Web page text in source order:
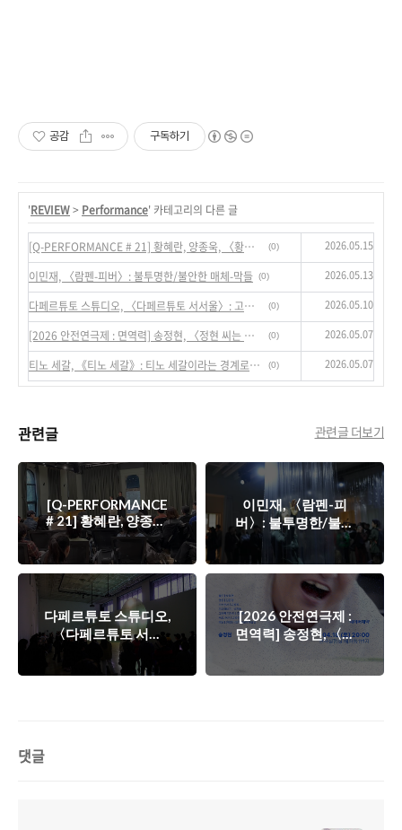
공감 구독하기
'REVIEW> Performance' 카테고리의 다른 글
[Q-PERFORMANCE # 21] 황혜란, 양종욱, 〈황혜란 × 양종욱 8〉: 단위적 차원에서 작동하는 연기 기술로부터... (0) 2026.05.15
이민재, 〈람펜-피버〉: 불투명한/불안한 매체-막들 (0) 2026.05.13
다페르튜토 스튜디오, 〈다페르튜토 서서울〉: 고래 뱃속이라는 상상적 공간 (0) 2026.05.10
[2026 안전연극제 : 면역력] 송정현, 〈정현 씨는 문화예술도 모르면서 왜 ‘포항장애인문화예술활동센터’를 만들었는가?〉: 예술의 형식으로서 정치적 발화가 갖는 어떤 효과들 (0) 2026.05.07
티노 세갈, 《티노 세갈》: 티노 세갈이라는 경계로서 장치(물) (0) 2026.05.07
관련글 관련글 더보기
[Q-PERFORMANCE
# 21] 황혜란, 양종욱,
〈황혜란 × 양종욱
8〉: 단위적 차원에서
작동하는 연기 기술로
부터...
이민재, 〈람펜-피
버〉: 불투명한/불안
한 매체-막들
다페르튜토 스튜디오,
〈다페르튜토 서서
울〉: 고래 뱃속이라
는 상상적 공간
[2026 안전연극제 :
면역력] 송정현, 〈정
댓글